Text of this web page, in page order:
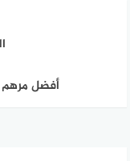
أفضل مرهم